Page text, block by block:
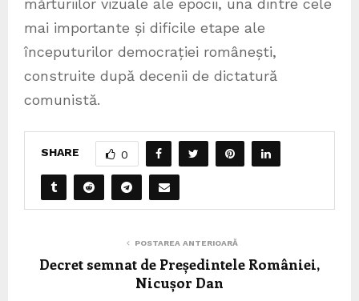
mărturiilor vizuale ale epocii, una dintre cele
mai importante și dificile etape ale
începuturilor democrației românești,
construite după decenii de dictatură
comunistă.
SHARE 0
POSTAREA ANTERIOARĂ
Decret semnat de Președintele României,
Nicușor Dan